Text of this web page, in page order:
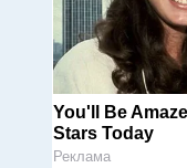
You'll Be
Stars Today
Реклама